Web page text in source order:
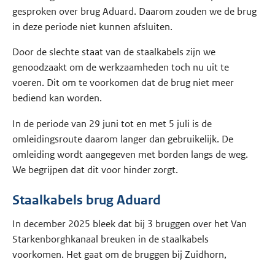
gesproken over brug Aduard. Daarom zouden we de brug
in deze periode niet kunnen afsluiten.
Door de slechte staat van de staalkabels zijn we
genoodzaakt om de werkzaamheden toch nu uit te
voeren. Dit om te voorkomen dat de brug niet meer
bediend kan worden.
In de periode van 29 juni tot en met 5 juli is de
omleidingsroute daarom langer dan gebruikelijk. De
omleiding wordt aangegeven met borden langs de weg.
We begrijpen dat dit voor hinder zorgt.
Staalkabels brug Aduard
In december 2025 bleek dat bij 3 bruggen over het Van
Starkenborghkanaal breuken in de staalkabels
voorkomen. Het gaat om de bruggen bij Zuidhorn,